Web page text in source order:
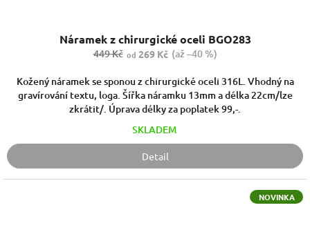
Náramek z chirurgické oceli BGO283
449 Kč od 269 Kč (až –40 %)
Kožený náramek se sponou z chirurgické oceli 316L. Vhodný na
gravírování textu, loga. Šířka náramku 13mm a délka 22cm/lze
zkrátit/. Úprava délky za poplatek 99,-.
SKLADEM
Detail
NOVINKA